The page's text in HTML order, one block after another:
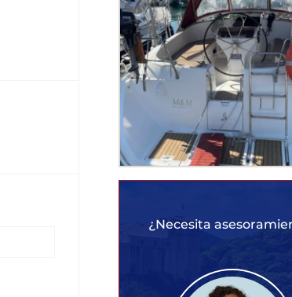
¿Necesita